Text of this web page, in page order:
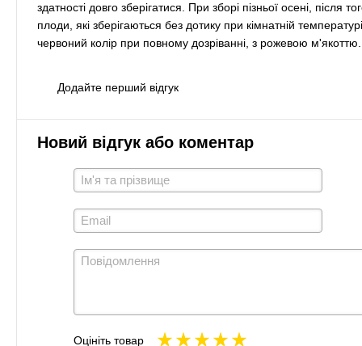
здатності довго зберігатися. При зборі пізньої осені,
плоди, які зберігаються без дотику при кімнатній
червоний колір при повному дозріванні, з рожевою м'якоттю.
Додайте перший відгук
Новий відгук або коментар
Оцініть товар